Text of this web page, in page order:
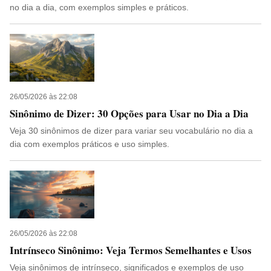
no dia a dia, com exemplos simples e práticos.
26/05/2026 às 22:08
Sinônimo de Dizer: 30 Opções para Usar no Dia a Dia
Veja 30 sinônimos de dizer para variar seu vocabulário no dia a
dia com exemplos práticos e uso simples.
26/05/2026 às 22:08
Intrínseco Sinônimo: Veja Termos Semelhantes e Usos
Veja sinônimos de intrínseco, significados e exemplos de uso